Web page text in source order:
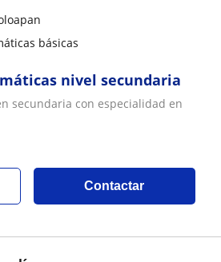
básicas
nivel secundaria
secundaria con especialidad en
Contactar